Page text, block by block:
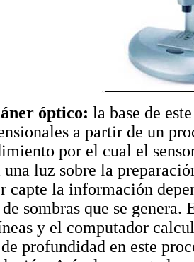
óptico: la base de
a partir de un
por el cual el
una luz sobre la
capte la información
sombras que se
y el computador
profundidad en este